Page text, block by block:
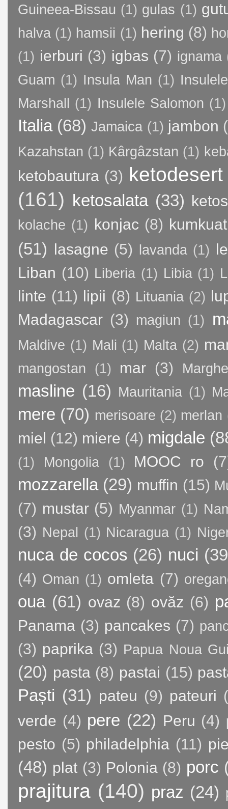
Guineea-Bissau (1) gulas (1)
halva (1) hamsii (1) hering (8)
(1) ierburi (3) igbas (7) ignama
Guam (1) Insula Man (1)
Marshall
(1) Insulele Salomon (1)
Italia (68) Jamaica (1) jambon
Kazahstan (1) Kârgâzstan (1)
ketobautura (3) ketodesert
(161) ketosalata (33)
kolache (1) konjac (8) kumkuat
(51) lasagne (5) lavanda (1)
Liban (10) Liberia (1) Libia (1)
linte (11) lipii (8) Lituania (2)
Madagascar (3) magiun (1)
Maldive (1) Mali (1) Malta (2)
mangostan (1) mar (3)
masline (16) Mauritania (1)
mere (70) merisoare (2) merlan
miel (12) miere (4) migdale
(1) Mongolia (1) MOOC ro
mozzarella (29) muffin (15)
(7) mustar (5) Myanmar (1)
(3) Nepal (1) Nicaragua (1)
nuca de cocos (26) nuci
(4) Oman (1) omleta (7)
oua (61) ovaz (8) ovăz (6)
Panama (3) pancakes (7)
(3) paprika (3) Papua Noua
(20) pasta (8) pastai (15)
Paști (31) pateu (9) pateuri
verde (4) pere (22) Peru (4)
pesto (5) philadelphia (11)
(48) plat (3) Polonia (8) porc
prajitura (140) praz (24)